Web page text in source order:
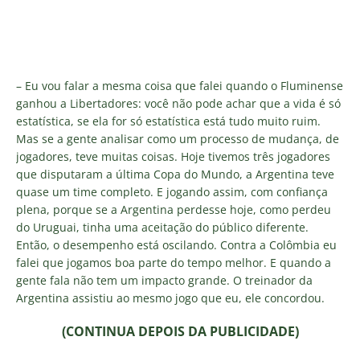
– Eu vou falar a mesma coisa que falei quando o Fluminense
ganhou a Libertadores: você não pode achar que a vida é só
estatística, se ela for só estatística está tudo muito ruim.
Mas se a gente analisar como um processo de mudança, de
jogadores, teve muitas coisas. Hoje tivemos três jogadores
que disputaram a última Copa do Mundo, a Argentina teve
quase um time completo. E jogando assim, com confiança
plena, porque se a Argentina perdesse hoje, como perdeu
do Uruguai, tinha uma aceitação do público diferente.
Então, o desempenho está oscilando. Contra a Colômbia eu
falei que jogamos boa parte do tempo melhor. E quando a
gente fala não tem um impacto grande. O treinador da
Argentina assistiu ao mesmo jogo que eu, ele concordou.
(CONTINUA DEPOIS DA PUBLICIDADE)